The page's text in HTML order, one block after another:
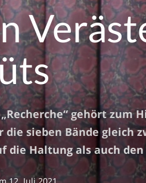
gehört zum
die sieben Bände gleich
die Haltung als auch den